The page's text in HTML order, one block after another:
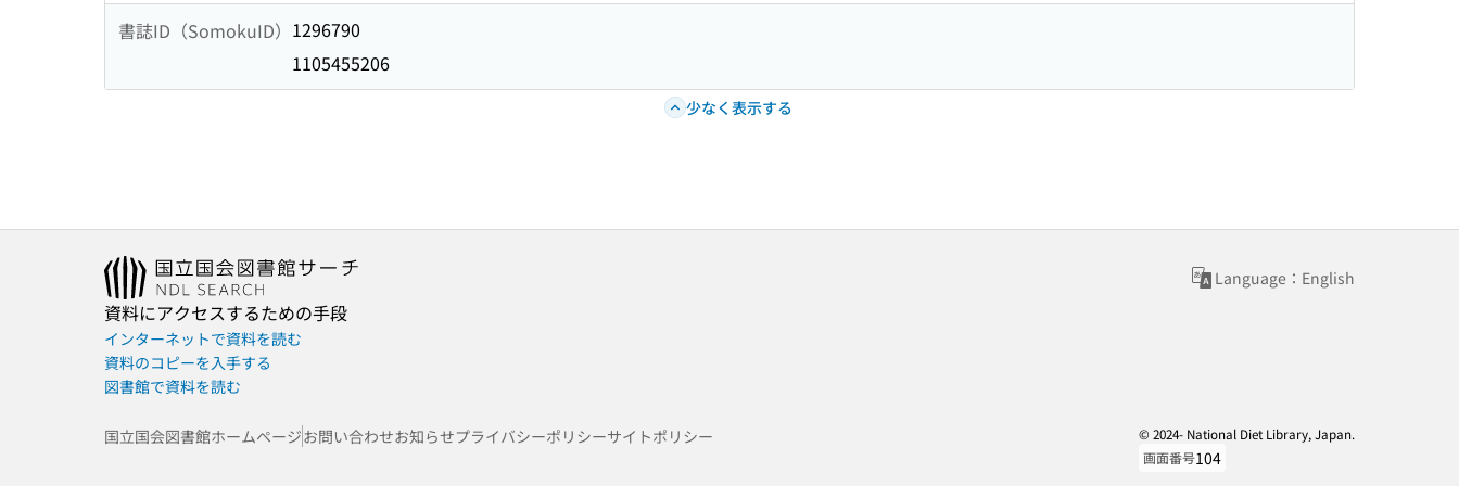
書誌ID（SomokuID） 1296790
1105455206
少なく表示する
Language：English
資料にアクセスするための手段
インターネットで資料を読む
資料のコピーを入手する
図書館で資料を読む
国立国会図書館ホームページお問い合わせお知らせプライバシーポリシーサイトポリシー
© 2024- National Diet Library, Japan.
画面番号104